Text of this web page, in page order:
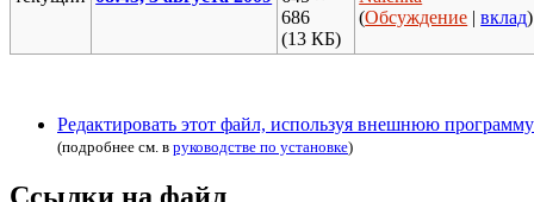
686
(13 КБ)
(Обсуждение |вклад)
Редактировать этот файл, используя внешнюю программу
(подробнее см. в руководстве по установке)
Ссылки на файл